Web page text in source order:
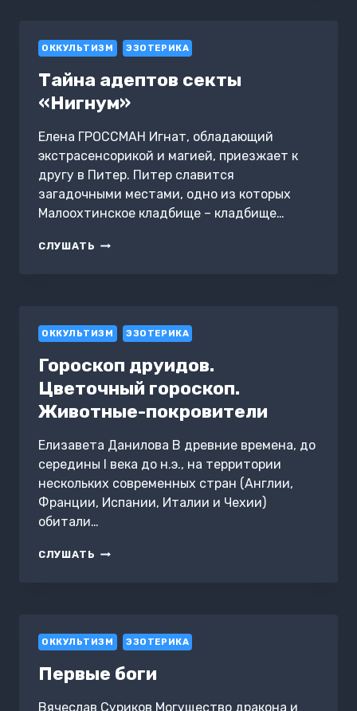
ОККУЛЬТИЗМ ЭЗОТЕРИКА
Тайна адептов секты
«Нигнум»
Елена ГРОССМАН Игнат, обладающий
экстрасенсорикой и магией, приезжает к
другу в Питер. Питер славится
загадочными местами, одно из которых
Малоохтинское кладбище – кладбище…
СЛУШАТЬ ТАЙНА
ОККУЛЬТИЗМ ЭЗОТЕРИКА
Гороскоп друидов.
Цветочный гороскоп.
Животные-покровители
Елизавета Данилова В древние времена, до
середины I века до н.э., на территории
нескольких современных стран (Англии,
Франции, Испании, Италии и Чехии)
обитали…
СЛУШАТЬ ГОРОСКОП
ОККУЛЬТИЗМ ЭЗОТЕРИКА
Первые боги
Вячеслав Суриков Могущество дракона и